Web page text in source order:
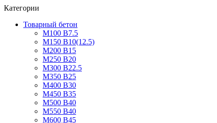
Категории
Товарный бетон
М100 В7.5
М150 В10(12.5)
М200 В15
М250 В20
М300 В22.5
М350 В25
М400 В30
М450 В35
М500 В40
М550 В40
М600 В45